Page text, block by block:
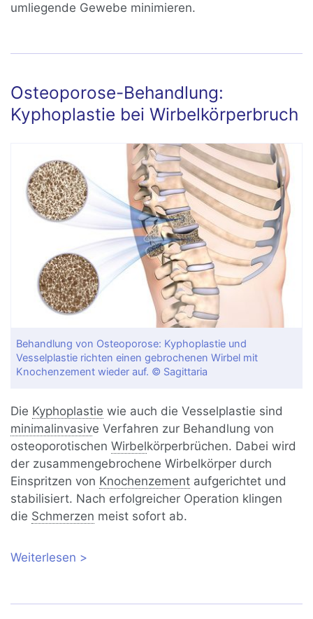
umliegende Gewebe minimieren.
Osteoporose-Behandlung:
Kyphoplastie bei Wirbelkörperbruch
Behandlung von Osteoporose: Kyphoplastie und
Vesselplastie richten einen gebrochenen Wirbel mit
Knochenzement wieder auf. © Sagittaria
Die Kyphoplastie wie auch die Vesselplastie sind
minimalinvasive Verfahren zur Behandlung von
osteoporotischenWirbelkörperbrüchen. Dabei wird
der zusammengebrochene Wirbelkörper durch
Einspritzen von Knochenzement aufgerichtet und
stabilisiert. Nach erfolgreicher Operation klingen
die Schmerzen meist sofort ab.
Weiterlesen über Osteoporose-Behandlung: